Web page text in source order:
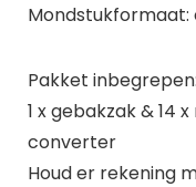
Mondstukformaat:
Pakket inbegrepen:
1 x gebakzak & 14
converter
Houd er rekening